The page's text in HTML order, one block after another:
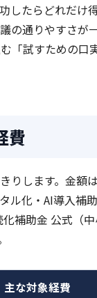
したらどれだけ
の通りやすさが
「試すための口
費
りします。金額
ル化・AI導入補
補助金 公式（
主な対象経費